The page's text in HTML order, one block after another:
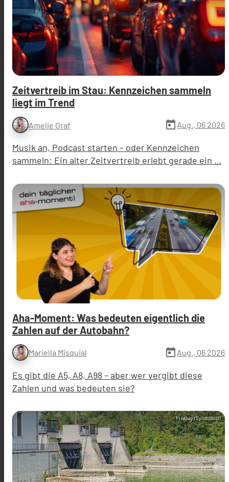
Zeitvertreib im Stau: Kennzeichen sammeln
liegt im Trend
Amelie Graf today Aug., 06 2026
Musik an, Podcast starten – oder Kennzeichen
sammeln: Ein alter Zeitvertreib erlebt gerade ein …
Aha-Moment: Was bedeuten eigentlich die
Zahlen auf der Autobahn?
Mariella Misquial today Aug., 06 2026
Es gibt die A5, A8, A98 – aber wer vergibt diese
Zahlen und was bedeuten sie?
Pixabay (Symbolbild)